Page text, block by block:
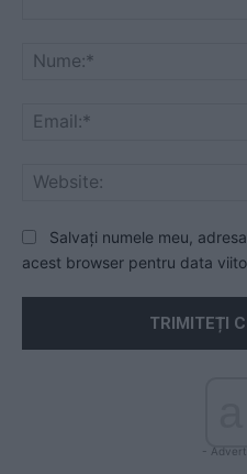
Salvați numele meu,
acest browser pentru data
-